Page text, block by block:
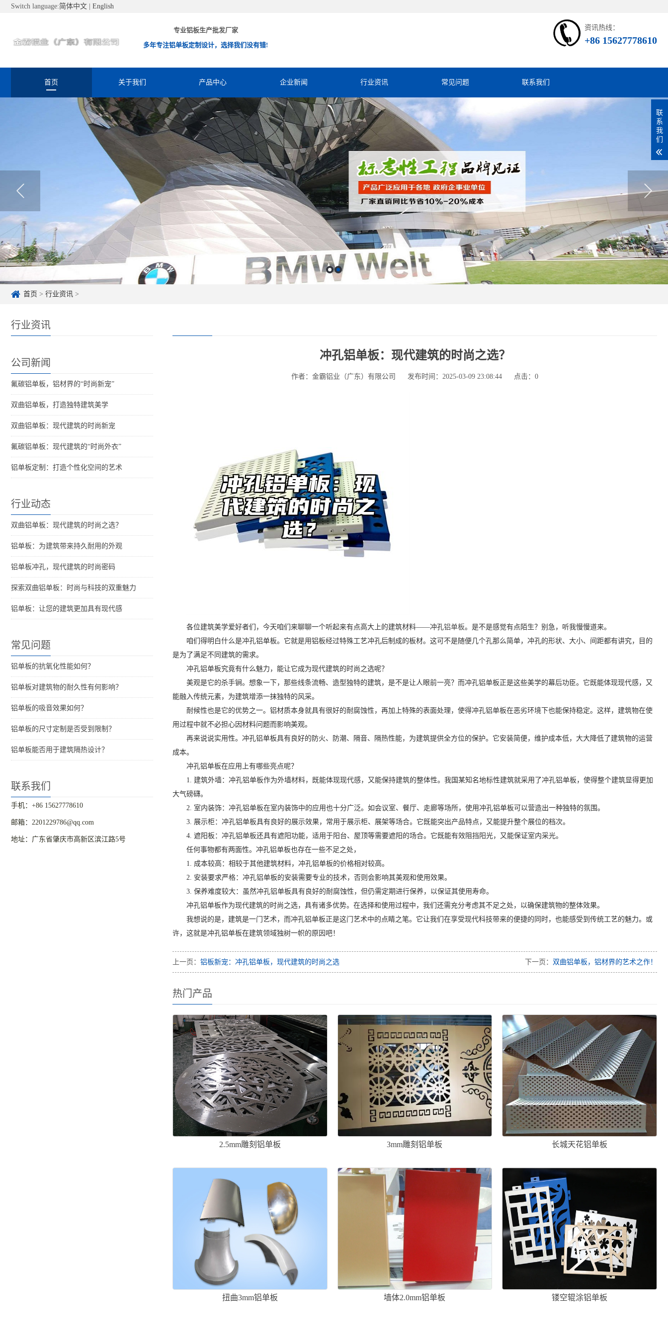
Switch language:简体中文 English
专业铝板生产批发厂家
多年专注铝单板定制设计，选择我们没有错!
资讯热线：
+86 15627778610
首页 关于我们 产品中心 企业新闻 行业资讯 常见问题 联系我们
首页 > 行业资讯 >
行业资讯
公司新闻
氟碳铝单板，铝材界的“时尚新宠”
双曲铝单板，打造独特建筑美学
双曲铝单板：现代建筑的时尚新宠
氟碳铝单板：现代建筑的“时尚外衣”
铝单板定制：打造个性化空间的艺术
行业动态
双曲铝单板：现代建筑的时尚之选？
铝单板：为建筑带来持久耐用的外观
铝单板冲孔，现代建筑的时尚密码
探索双曲铝单板：时尚与科技的双重魅力
铝单板：让您的建筑更加具有现代感
常见问题
铝单板的抗氧化性能如何？
铝单板对建筑物的耐久性有何影响？
铝单板的吸音效果如何？
铝单板的尺寸定制是否受到限制？
铝单板能否用于建筑隔热设计？
联系我们
手机：+86 15627778610
邮箱：2201229786@qq.com
地址：广东省肇庆市高新区滨江路5号
冲孔铝单板：现代建筑的时尚之选？
作者：金霸铝业（广东）有限公司 发布时间：2025-03-09 23:08:44 点击： 0
各位建筑美学爱好者们，今天咱们来聊聊一个听起来有点高大上的建筑材料——冲孔铝单板。是不是感觉有点陌生？别急，听我慢慢道来。
咱们得明白什么是冲孔铝单板。它就是用铝板经过特殊工艺冲孔后制成的板材。这可不是随便几个孔那么简单，冲孔的形状、大小、间距都有讲究，目的
是为了满足不同建筑的需求。
冲孔铝单板究竟有什么魅力，能让它成为现代建筑的时尚之选呢？
美观是它的杀手锏。想象一下，那些线条流畅、造型独特的建筑，是不是让人眼前一亮？而冲孔铝单板正是这些美学的幕后功臣。它既能体现现代感，又
能融入传统元素，为建筑增添一抹独特的风采。
耐候性也是它的优势之一。铝材质本身就具有很好的耐腐蚀性，再加上特殊的表面处理，使得冲孔铝单板在恶劣环境下也能保持稳定。这样，建筑物在使
用过程中就不必担心因材料问题而影响美观。
再来说说实用性。冲孔铝单板具有良好的防火、防潮、隔音、隔热性能，为建筑提供全方位的保护。它安装简便，维护成本低，大大降低了建筑物的运营
成本。
冲孔铝单板在应用上有哪些亮点呢？
1. 建筑外墙：冲孔铝单板作为外墙材料，既能体现现代感，又能保持建筑的整体性。我国某知名地标性建筑就采用了冲孔铝单板，使得整个建筑显得更加
大气磅礴。
2. 室内装饰：冲孔铝单板在室内装饰中的应用也十分广泛。如会议室、餐厅、走廊等场所，使用冲孔铝单板可以营造出一种独特的氛围。
3. 展示柜：冲孔铝单板具有良好的展示效果，常用于展示柜、展架等场合。它既能突出产品特点，又能提升整个展位的档次。
4. 遮阳板：冲孔铝单板还具有遮阳功能，适用于阳台、屋顶等需要遮阳的场合。它既能有效阻挡阳光，又能保证室内采光。
任何事物都有两面性。冲孔铝单板也存在一些不足之处，
1. 成本较高：相较于其他建筑材料，冲孔铝单板的价格相对较高。
2. 安装要求严格：冲孔铝单板的安装需要专业的技术，否则会影响其美观和使用效果。
3. 保养难度较大：虽然冲孔铝单板具有良好的耐腐蚀性，但仍需定期进行保养，以保证其使用寿命。
冲孔铝单板作为现代建筑的时尚之选，具有诸多优势。在选择和使用过程中，我们还需充分考虑其不足之处，以确保建筑物的整体效果。
我想说的是，建筑是一门艺术，而冲孔铝单板正是这门艺术中的点睛之笔。它让我们在享受现代科技带来的便捷的同时，也能感受到传统工艺的魅力。或
许，这就是冲孔铝单板在建筑领域独树一帜的原因吧！
上一页： 铝板新宠：冲孔铝单板，现代建筑的时尚之选 下一页： 双曲铝单板，铝材界的艺术之作！
热门产品
2.5mm雕刻铝单板 3mm雕刻铝单板 长城天花铝单板
扭曲3mm铝单板 墙体2.0mm铝单板 镂空辊涂铝单板
联
系
我
们